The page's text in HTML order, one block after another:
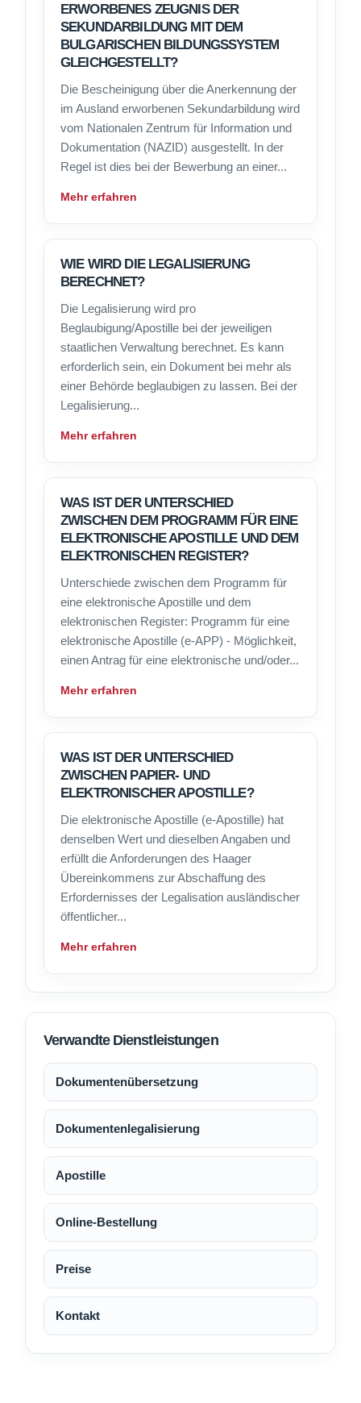
ERWORBENES ZEUGNIS DER
SEKUNDARBILDUNG MIT DEM
BULGARISCHEN BILDUNGSSYSTEM
GLEICHGESTELLT?
Die Bescheinigung über die Anerkennung der
im Ausland erworbenen Sekundarbildung wird
vom Nationalen Zentrum für Information und
Dokumentation (NAZID) ausgestellt. In der
Regel ist dies bei der Bewerbung an einer...
Mehr erfahren
WIE WIRD DIE LEGALISIERUNG
BERECHNET?
Die Legalisierung wird pro
Beglaubigung/Apostille bei der jeweiligen
staatlichen Verwaltung berechnet. Es kann
erforderlich sein, ein Dokument bei mehr als
einer Behörde beglaubigen zu lassen. Bei der
Legalisierung...
Mehr erfahren
WAS IST DER UNTERSCHIED
ZWISCHEN DEM PROGRAMM FÜR EINE
ELEKTRONISCHE APOSTILLE UND DEM
ELEKTRONISCHEN REGISTER?
Unterschiede zwischen dem Programm für
eine elektronische Apostille und dem
elektronischen Register: Programm für eine
elektronische Apostille (e-APP) - Möglichkeit,
einen Antrag für eine elektronische und/oder...
Mehr erfahren
WAS IST DER UNTERSCHIED
ZWISCHEN PAPIER- UND
ELEKTRONISCHER APOSTILLE?
Die elektronische Apostille (e-Apostille) hat
denselben Wert und dieselben Angaben und
erfüllt die Anforderungen des Haager
Übereinkommens zur Abschaffung des
Erfordernisses der Legalisation ausländischer
öffentlicher...
Mehr erfahren
Verwandte Dienstleistungen
Dokumentenübersetzung
Dokumentenlegalisierung
Apostille
Online-Bestellung
Preise
Kontakt